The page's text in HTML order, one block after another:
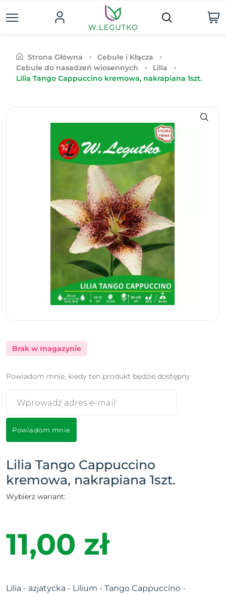
Strona Główna
Cebule i Kłącza
Cebule do nasadzeń wiosennych
Lilia
Lilia Tango Cappuccino kremowa, nakrapiana 1szt.
Brak w magazynie
Powiadom mnie, kiedy ten produkt będzie dostępny
Powiadom mnie
Lilia Tango Cappuccino
kremowa, nakrapiana 1szt.
Wybierz wariant:
11,00 zł
Lilia - azjatycka - Lilium - Tango Cappuccino -